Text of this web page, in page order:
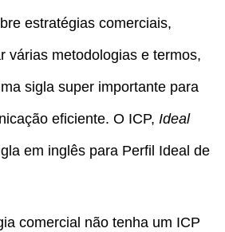
estratégias comerciais,
várias metodologias e termos,
sigla super importante para
eficiente. O ICP, Ideal
em inglês para Perfil Ideal de
comercial não tenha um ICP